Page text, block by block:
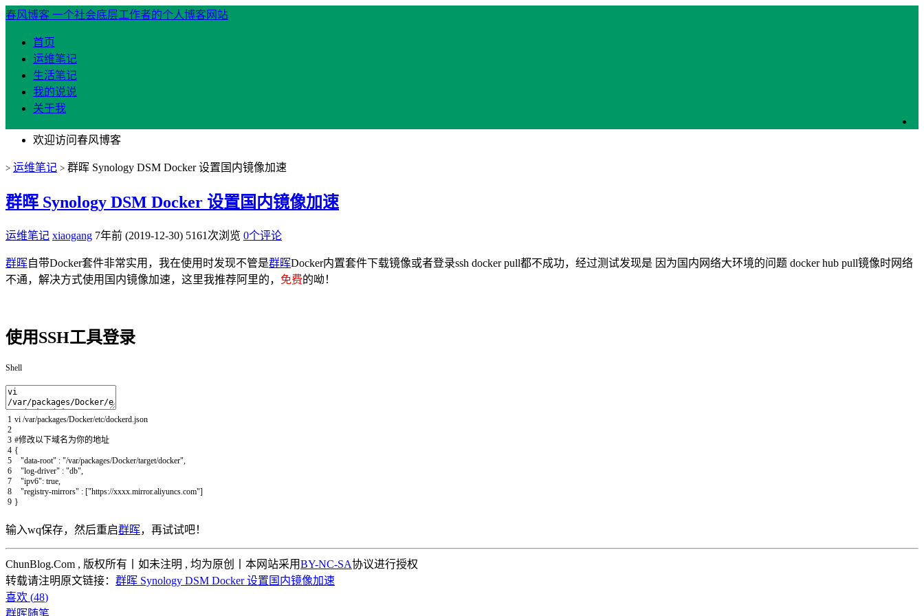
春风博客 一个社会底层工作者的个人博客网站
首页
运维笔记
生活笔记
我的说说
关于我
欢迎访问春风博客
> 运维笔记 > 群晖 Synology DSM Docker 设置国内镜像加速
群晖 Synology DSM Docker 设置国内镜像加速
运维笔记 xiaogang 7年前 (2019-12-30) 5161次浏览 0个评论
群晖自带Docker套件非常实用，我在使用时发现不管是群晖Docker内置套件下载镜像或者登录ssh docker pull都不成功，经过测试发现是 因为国内网络大环境的问题 docker hub pull镜像时网络
不通，解决方式使用国内镜像加速，这里我推荐阿里的， 免费的呦！
使用SSH工具登录
Shell
1
2
3
4
5
6
7
8
9
vi /var/packages/Docker/etc/dockerd.json
#修改以下域名为你的地址
{
"data-root" : "/var/packages/Docker/target/docker",
"log-driver" : "db",
"ipv6": true,
"registry-mirrors" : ["https://xxxx.mirror.aliyuncs.com"]
}
输入wq保存，然后重启群晖，再试试吧！
ChunBlog.Com , 版权所有丨如未注明 , 均为原创丨本网站采用BY-NC-SA协议进行授权
转载请注明原文链接： 群晖 Synology DSM Docker 设置国内镜像加速
喜欢 (48)